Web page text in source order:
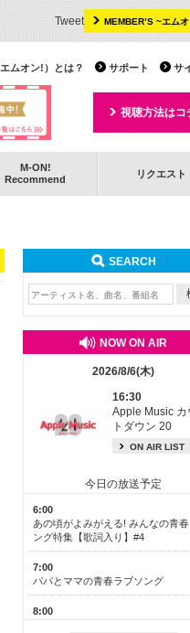
MEMBER’S ~エム
Tweet
サ
サポート
ムオン!）とは？
視聴方法はコ
M-ON!
Recommend
リクエスト
SEARCH
NOW ON AIR
2026/8/6(木)
16:30
Apple Music カ
トダウン 20
ON AIR LIST
今日の放送予定
6:00
あの頃がよみがえる! みんなの青春
ング特集【歌詞入り】#4
7:00
パパとママの青春ラブソング
8:00